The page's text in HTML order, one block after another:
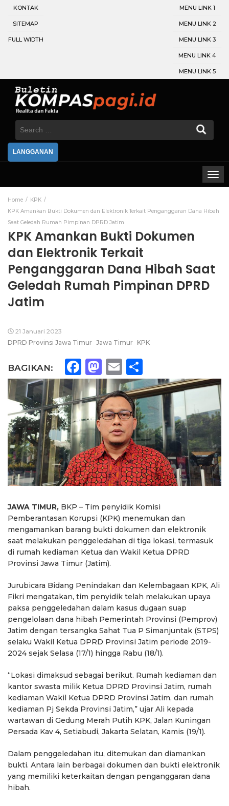
KONTAK
SITEMAP
FULL WIDTH
MENU LINK 1
MENU LINK 2
MENU LINK 3
MENU LINK 4
MENU LINK 5
Search
LANGGANAN
Home
KPK
KPK Amankan Bukti Dokumen dan Elektronik Terkait Penganggaran Dana Hibah
Saat Geledah Rumah Pimpinan DPRD Jatim
KPK Amankan Bukti Dokumen
dan Elektronik Terkait
Penganggaran Dana Hibah Saat
Geledah Rumah Pimpinan DPRD
Jatim
21 Januari 2023
DPRD Provinsi Jawa Timur Jawa Timur KPK
BAGIKAN: Facebook
Mastodon
Email
JAWA TIMUR, BKP – Tim penyidik Komisi
Pemberantasan Korupsi (KPK) menemukan dan
mengamankan barang bukti dokumen dan elektronik
saat melakukan penggeledahan di tiga lokasi, termasuk
di rumah kediaman Ketua dan Wakil Ketua DPRD
Provinsi Jawa Timur (Jatim).
Jurubicara Bidang Penindakan dan Kelembagaan KPK, Ali
Fikri mengatakan, tim penyidik telah melakukan upaya
paksa penggeledahan dalam kasus dugaan suap
pengelolaan dana hibah Pemerintah Provinsi (Pemprov)
Jatim dengan tersangka Sahat Tua P Simanjuntak (STPS)
selaku Wakil Ketua DPRD Provinsi Jatim periode 2019-
2024 sejak Selasa (17/1) hingga Rabu (18/1).
“Lokasi dimaksud sebagai berikut. Rumah kediaman dan
kantor swasta milik Ketua DPRD Provinsi Jatim, rumah
kediaman Wakil Ketua DPRD Provinsi Jatim, dan rumah
kediaman Pj Sekda Provinsi Jatim,” ujar Ali kepada
wartawan di Gedung Merah Putih KPK, Jalan Kuningan
Persada Kav 4, Setiabudi, Jakarta Selatan, Kamis (19/1).
Dalam penggeledahan itu, ditemukan dan diamankan
bukti. Antara lain berbagai dokumen dan bukti elektronik
yang memiliki keterkaitan dengan penganggaran dana
hibah.